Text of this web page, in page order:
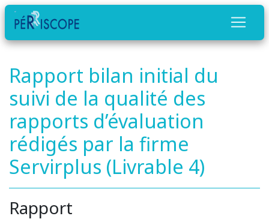
Rapport bilan initial du
suivi de la qualité des
rapports d’évaluation
rédigés par la firme
Servirplus (Livrable 4)
Rapport